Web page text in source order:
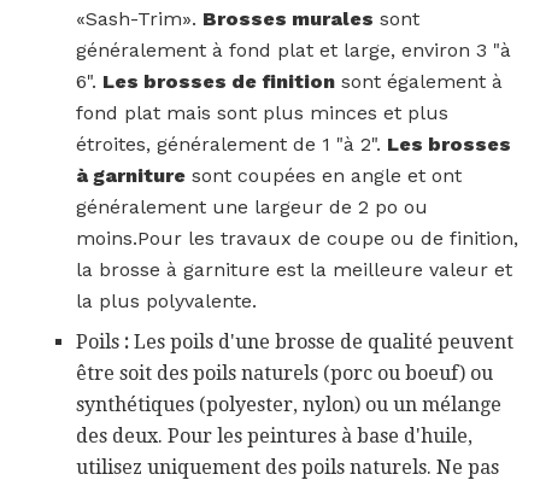
«Sash-Trim». Brosses murales sont
généralement à fond plat et large, environ 3 "à
6". Les brosses de finition sont également à
fond plat mais sont plus minces et plus
étroites, généralement de 1 "à 2". Les brosses
à garniture sont coupées en angle et ont
généralement une largeur de 2 po ou
moins.Pour les travaux de coupe ou de finition,
la brosse à garniture est la meilleure valeur et
la plus polyvalente.
Poils : Les poils d'une brosse de qualité peuvent
être soit des poils naturels (porc ou boeuf) ou
synthétiques (polyester, nylon) ou un mélange
des deux. Pour les peintures à base d'huile,
utilisez uniquement des poils naturels. Ne pas